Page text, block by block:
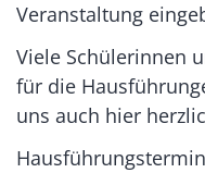
Veranstaltung
Viele Schülerinnen
für die
uns auch hier